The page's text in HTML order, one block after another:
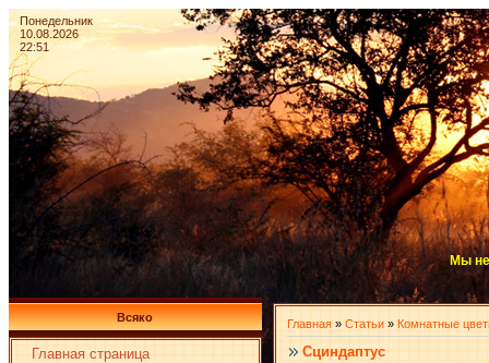
Понедельник
10.08.2026
22:51
Мы не
Всяко
Главная страница
Главная » Статьи » Комнатные
Сциндаптус